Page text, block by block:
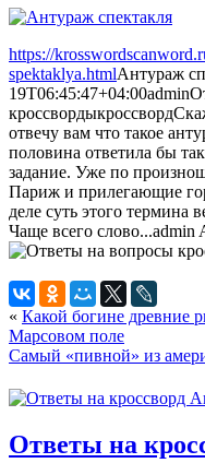
https://
spektaklya.htmlАнтураж
19T06:45:47+04:00admin
кроссвордыкроссворд
отвечу вам что такое
половина ответила бы
задание. Уже по
Париж и прилегающие
деле суть этого термина
Чаще всего слово...admin
« Какой богине древние
Марсовом поле
Самый «пивной» из
Ответы на